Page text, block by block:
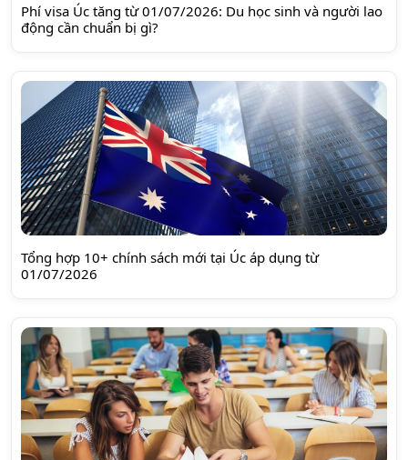
Phí visa Úc tăng từ 01/07/2026: Du học sinh và người lao
động cần chuẩn bị gì?
Tổng hợp 10+ chính sách mới tại Úc áp dụng từ
01/07/2026